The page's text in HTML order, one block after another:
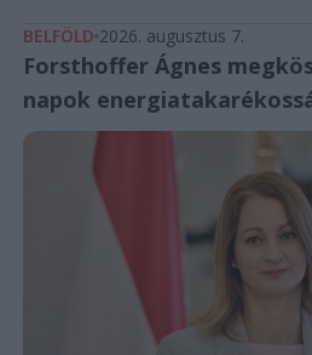
BELFÖLD 2026. augusztus 7.
Forsthoffer Ágnes
napok